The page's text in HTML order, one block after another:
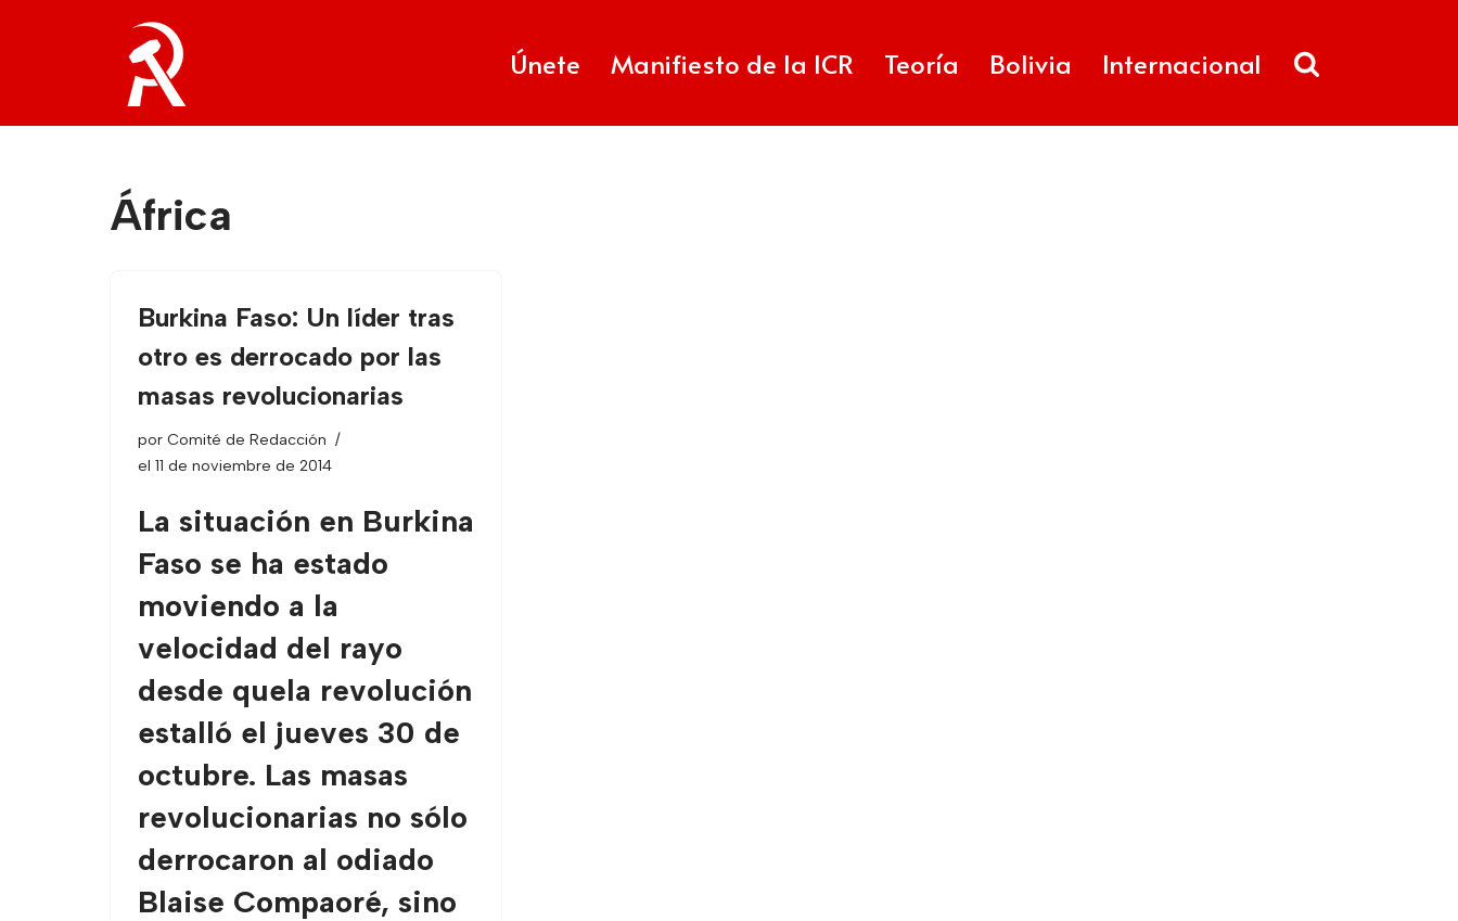
Únete Manifiesto de la ICR Teoría Bolivia Internacional
África
Burkina Faso: Un líder tras
otro es derrocado por las
masas revolucionarias
por Comité de Redacción
el 11 de noviembre de 2014
La situación en Burkina
Faso se ha estado
moviendo a la
velocidad del rayo
desde quela revolución
estalló el jueves 30 de
octubre. Las masas
revolucionarias no sólo
derrocaron al odiado
Blaise Compaoré, sino